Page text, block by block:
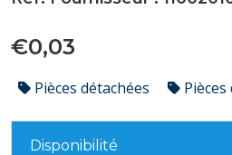
€0,03
Pièces détachées
Disponibilité